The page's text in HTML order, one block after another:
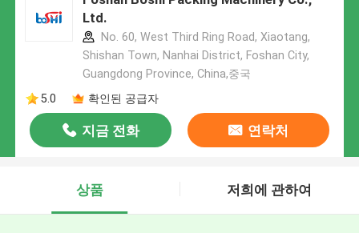
Ltd.
No. 60, West Third Ring Road, Xiaotang,
Shishan Town, Nanhai District, Foshan City,
Guangdong Province, China,중국
5.0
확인된 공급자
지금 전화 연락처
상품 저희에 관하여